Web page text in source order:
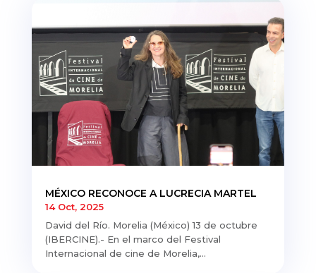
MÉXICO RECONOCE A LUCRECIA MARTEL
14 Oct, 2025
David del Río. Morelia (México) 13 de octubre
(IBERCINE).- En el marco del Festival
Internacional de cine de Morelia,...